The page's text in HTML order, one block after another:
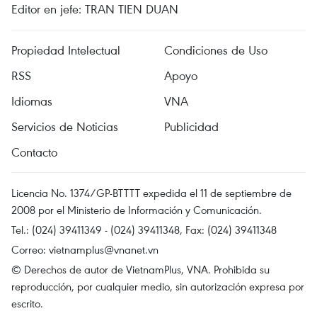
Editor en jefe: TRAN TIEN DUAN
Propiedad Intelectual
Condiciones de Uso
RSS
Apoyo
Idiomas
VNA
Servicios de Noticias
Publicidad
Contacto
Licencia No. 1374/GP-BTTTT expedida el 11 de septiembre de
2008 por el Ministerio de Información y Comunicación.
Tel.: (024) 39411349 - (024) 39411348, Fax: (024) 39411348
Correo: vietnamplus@vnanet.vn
© Derechos de autor de VietnamPlus, VNA. Prohibida su
reproducción, por cualquier medio, sin autorización expresa por
escrito.